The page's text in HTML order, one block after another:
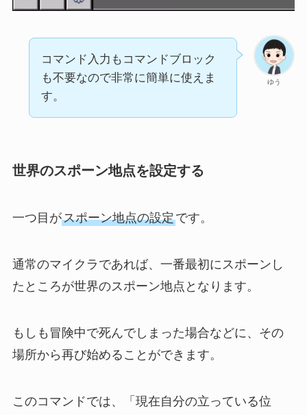
ゆう
コマンド入力もコマンドブロック
も不要なので非常に簡単に使えま
す。
世界のスポーン地点を設定する
一つ目がスポーン地点の設定です。
通常のマイクラであれば、一番最初にスポーンし
たところが世界のスポーン地点となります。
もしも冒険中で死んでしまった場合などに、その
場所から再び始めることができます。
このコマンドでは、「現在自分の立っている位